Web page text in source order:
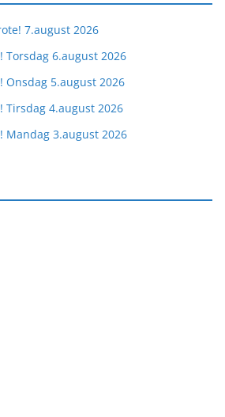
7.august 2026
6.august 2026
Onsdag 5.august 2026
Tirsdag 4.august 2026
Mandag 3.august 2026